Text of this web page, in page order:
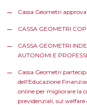
Cassa Geometri
CASSA GEOMETRI
CASSA GEOMETRI
AUTONOMI E
Cassa Geometri
dell'Educazione
online per migliorare la
previdenziali, sul welfare